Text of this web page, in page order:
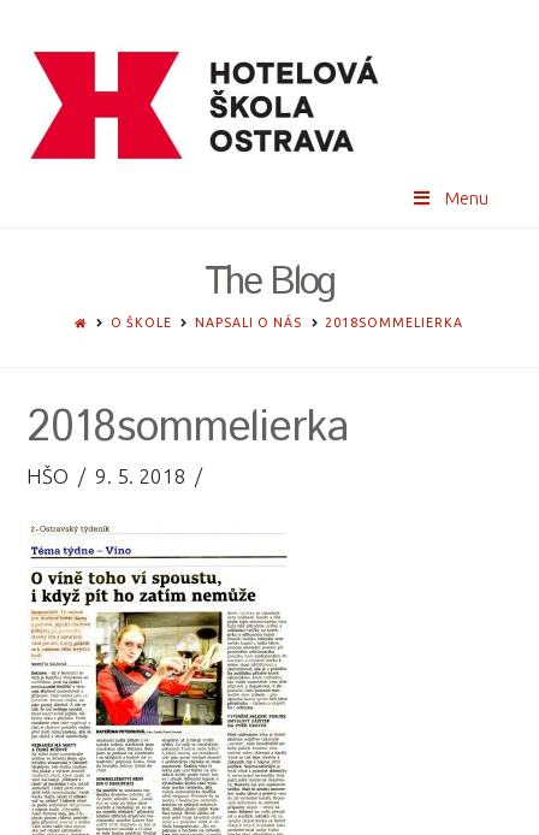
Menu
The Blog
HOMEO ŠKOLE NAPSALI O NÁS 2018SOMMELIERKA
2018sommelierka
HŠO 9. 5. 2018